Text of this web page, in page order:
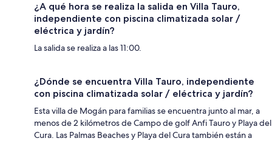
¿A qué hora se realiza la salida en Villa Tauro,
independiente con piscina climatizada solar /
eléctrica y jardín?
La salida se realiza a las 11:00.
¿Dónde se encuentra Villa Tauro, independiente
con piscina climatizada solar / eléctrica y jardín?
Esta villa de Mogán para familias se encuentra junto al mar, a
menos de 2 kilómetros de Campo de golf Anfi Tauro y Playa del
Cura. Las Palmas Beaches y Playa del Cura también están a